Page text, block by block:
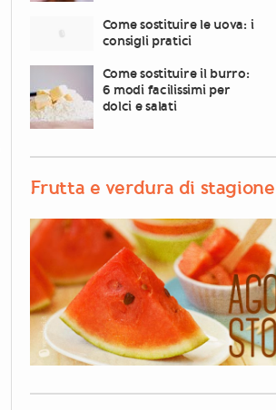
Come sostituire le uova: i
consigli pratici
Come sostituire il burro:
Frutta e verdura di stagione